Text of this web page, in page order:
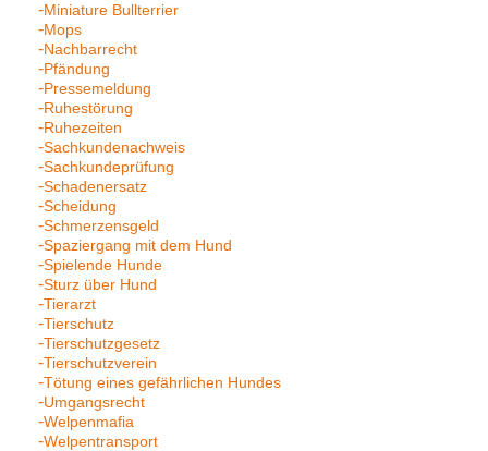
Miniature Bullterrier
Mops
Nachbarrecht
Pfändung
Pressemeldung
Ruhestörung
Ruhezeiten
Sachkundenachweis
Sachkundeprüfung
Schadenersatz
Scheidung
Schmerzensgeld
Spaziergang mit dem Hund
Spielende Hunde
Sturz über Hund
Tierarzt
Tierschutz
Tierschutzgesetz
Tierschutzverein
Tötung eines gefährlichen Hundes
Umgangsrecht
Welpenmafia
Welpentransport